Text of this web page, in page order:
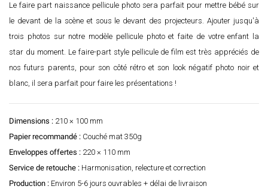
Le faire part naissance pellicule photo sera parfait pour mettre bébé sur
le devant de la scène et sous le devant des projecteurs. Ajouter jusqu'à
trois photos sur notre modèle pellicule photo et faite de votre enfant la
star du moment. Le faire-part style pellicule de film est très appréciés de
nos futurs parents, pour son côté rétro et son look négatif photo noir et
blanc, il sera parfait pour faire les présentations !
Dimensions : 210 × 100 mm
Papier recommandé : Couché mat 350g
Enveloppes offertes : 220 × 110 mm
Service de retouche : Harmonisation, relecture et correction
Production : Environ 5-6 jours ouvrables + délai de livraison